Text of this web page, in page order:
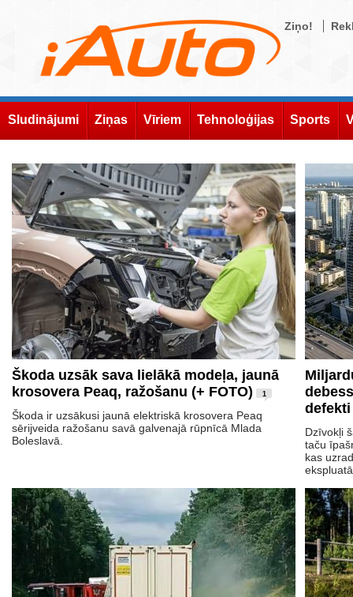
Ziņo!
Sludinājumi Ziņas Vīriem Tehnoloģijas Sports
Škoda uzsāk sava lielākā modeļa, jaunā
krosovera Peaq, ražošanu (+ FOTO)
1
Škoda ir uzsākusi jaunā elektriskā krosovera Peaq
sērijveida ražošanu savā galvenajā rūpnīcā Mlada
Boleslavā.
defekti
Dzīvokļi
taču
kas